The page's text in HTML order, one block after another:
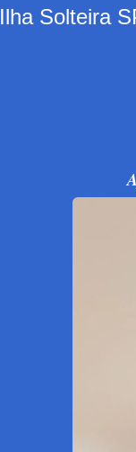
Ilha Solteira